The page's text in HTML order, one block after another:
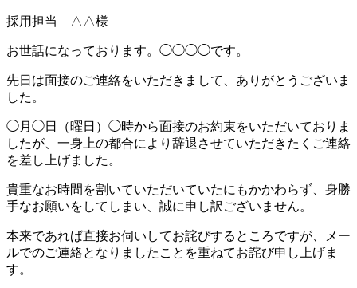
採用担当 △△様
お世話になっております。◯◯◯◯です。
先日は面接のご連絡をいただきまして、ありがとうございま
した。
◯月◯日（曜日）◯時から面接のお約束をいただいておりま
したが、一身上の都合により辞退させていただきたくご連絡
を差し上げました。
貴重なお時間を割いていただいていたにもかかわらず、身勝
手なお願いをしてしまい、誠に申し訳ございません。
本来であれば直接お伺いしてお詫びするところですが、メー
ルでのご連絡となりましたことを重ねてお詫び申し上げま
す。